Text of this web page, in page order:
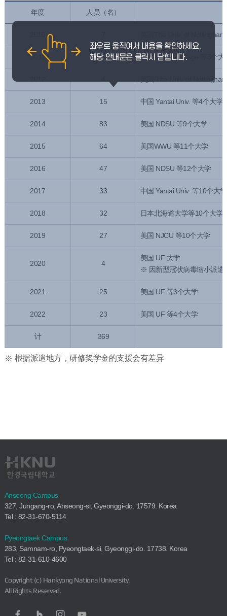
年度 人员（名）
英国The Univ. of
2011 5 英国 Writtle College 等3个大
英国 The Univ. of
2013 15 中国 Yantai Univ. 等4个大学
2014 83 美国 NDSU 等9个大学
2015 64 美国WWU 等11个大学
2016 47 美国 NDSU 等12个大学
2017 33 中国 Yantai Univ. 等10个大学
2018 32 日本北海道大学等10个大学
2019 27 美国 NJCU 等10个大学
2020 4
美国 UF 大学
※ 因新型冠状病毒缩小派遣
2021 25 美国 UF 等3个大学
2022 23 美国 UF 等4个大学
计 369
根据派遣地方，研修奖学金的支援会有差异
Anseong Campus
327, Jungang-ro, Anseong-si, Gyeonggi-do. 17579. Korea
Tel : 82-31-670-5114
Pyeongtaek Campus
283, Samnam-ro, Pyeongtaek-si, Gyeonggi-do. 17738. Korea
Tel : 82-31-610-4600
Copyright (c) Hankyong National University.
All Rights Reserved.